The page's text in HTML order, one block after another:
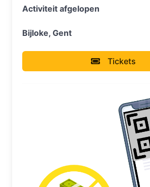
Activiteit afgelopen
Bijloke, Gent
Tickets